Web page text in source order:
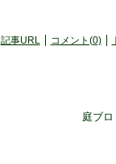
記事URL コメント(0)
庭ブ